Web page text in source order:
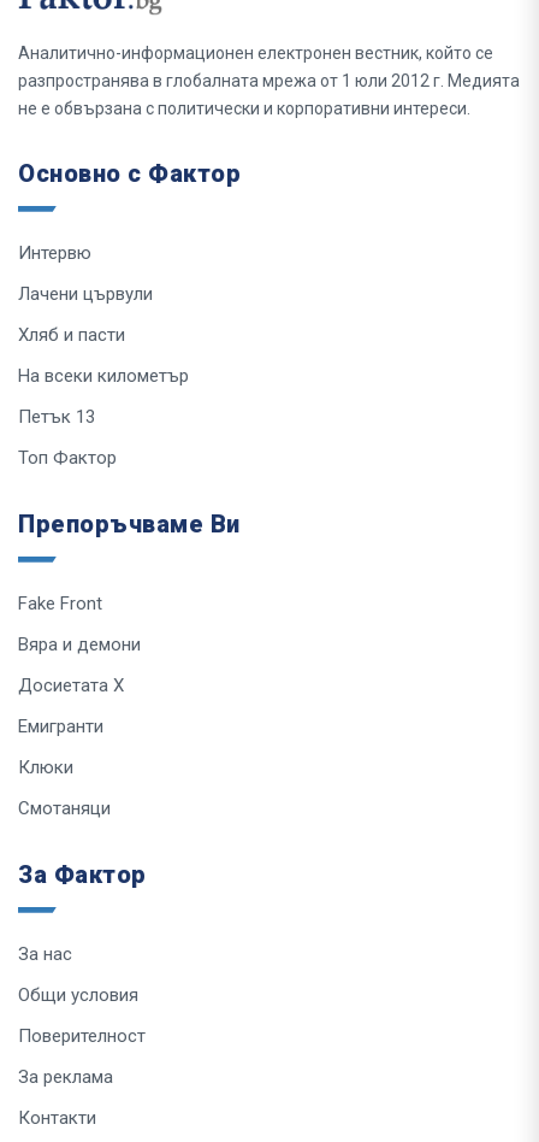
Аналитично-информационен електронен вестник, който се
разпространява в глобалната мрежа от 1 юли 2012 г. Медията
не е обвързана с политически и корпоративни интереси.
Основно с Фактор
Интервю
Лачени цървули
Хляб и пасти
На всеки километър
Петък 13
Топ Фактор
Препоръчваме Ви
Fake Front
Вяра и демони
Досиетата Х
Емигранти
Клюки
Смотаняци
За Фактор
За нас
Общи условия
Поверителност
За реклама
Контакти